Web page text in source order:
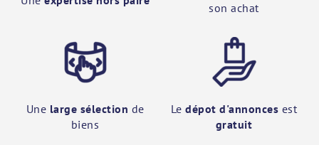
son achat
Une large sélection de
biens
Ledépot d'annonces est
gratuit